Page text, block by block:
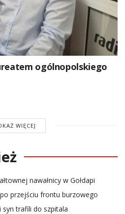
ogólnopolskiego
WIĘCEJ
nawałnicy w Gołdapi
przejściu frontu burzowego
trafili do szpitala